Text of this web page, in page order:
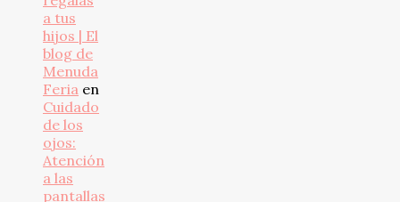
a tus
hijos | El
blog de
Menuda
Feria en
Cuidado
de los
ojos:
Atención
a las
pantallas